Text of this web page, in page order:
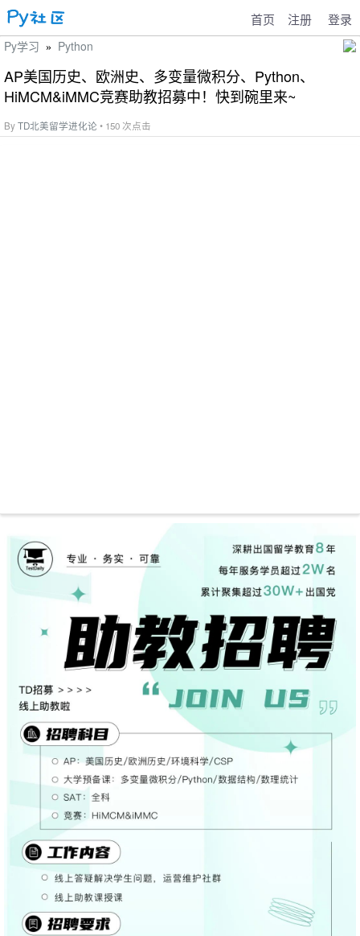
首页 注册 登录
Py学习 » Python
AP美国历史、欧洲史、多变量微积分、Python、
HiMCM&iMMC竞赛助教招募中！快到碗里来~
ByTD北美留学进化论 • 150 次点击